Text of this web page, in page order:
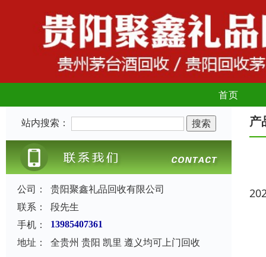
首页
站内搜索：
公司：
贵阳聚鑫礼品回收有限公司
联系：
段先生
手机：
13985407361
地址：
全贵州 贵阳 凯里 遵义均可上门回收
产